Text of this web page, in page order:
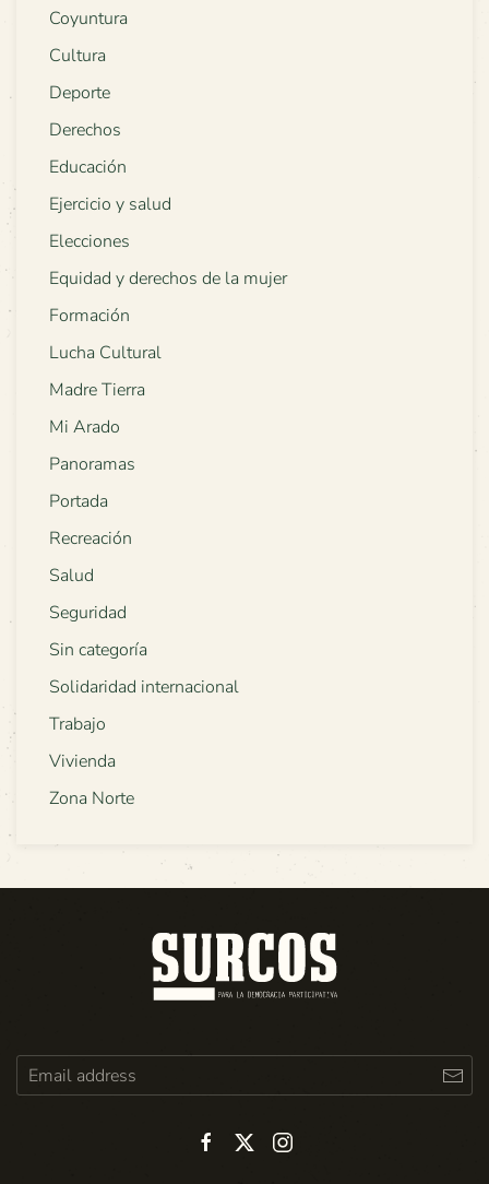
Coyuntura
Cultura
Deporte
Derechos
Educación
Ejercicio y salud
Elecciones
Equidad y derechos de la mujer
Formación
Lucha Cultural
Madre Tierra
Mi Arado
Panoramas
Portada
Recreación
Salud
Seguridad
Sin categoría
Solidaridad internacional
Trabajo
Vivienda
Zona Norte